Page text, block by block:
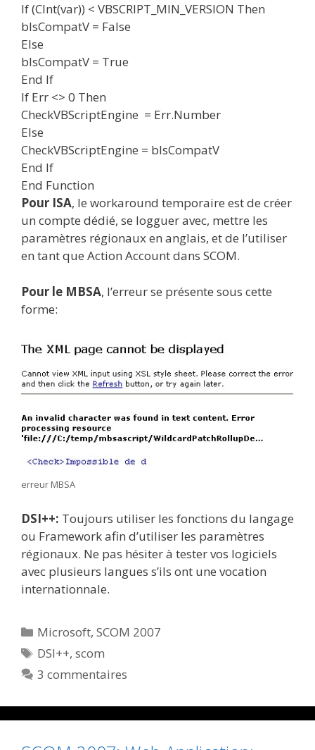
If (CInt(var)) < VBSCRIPT_MIN_VERSION Then
bIsCompatV = False
Else
bIsCompatV = True
End If
If Err <> 0 Then
CheckVBScriptEngine = Err.Number
Else
CheckVBScriptEngine = bIsCompatV
End If
End Function
Pour ISA, le workaround temporaire est de créer
un compte dédié, se logguer avec, mettre les
paramètres régionaux en anglais, et de l’utiliser
en tant que Action Account dans SCOM.
Pour le MBSA, l’erreur se présente sous cette
forme:
erreur MBSA
DSI++: Toujours utiliser les fonctions du langage
ou Framework afin d’utiliser les paramètres
régionaux. Ne pas hésiter à tester vos logiciels
avec plusieurs langues s’ils ont une vocation
internationnale.
Catégories
Microsoft,SCOM 2007
Étiquettes
DSI++,scom
3 commentaires